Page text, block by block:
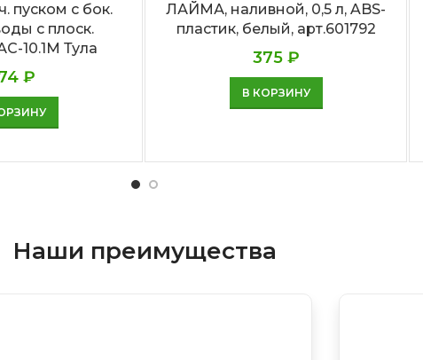
пуском с бок.
с плоск.
10.1М Тула
₽
ЛАЙМА, наливной, 0,5 л, ABS-
пластик, белый, арт.601792
375 ₽
В КОРЗИНУ
Наши преимущества